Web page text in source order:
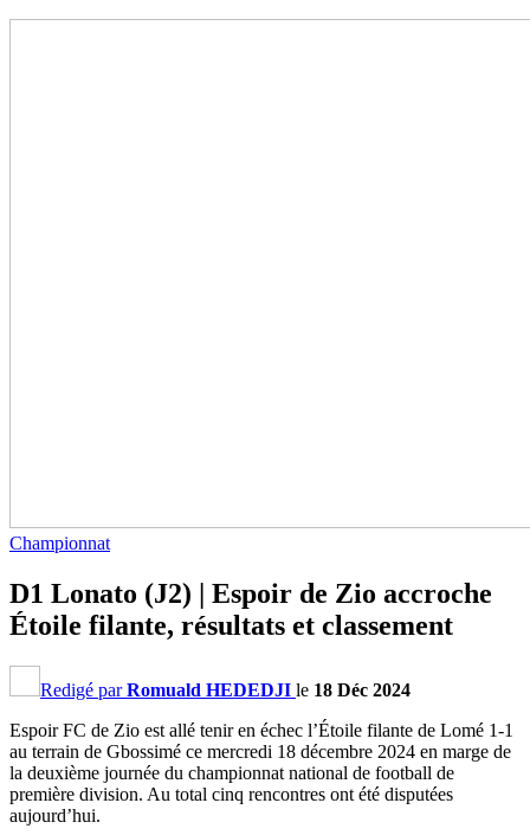
Championnat
D1 Lonato (J2) | Espoir de Zio accroche
Étoile filante, résultats et classement
Redigé parRomuald HEDEDJI le 18 Déc 2024
Espoir FC de Zio est allé tenir en échec l’Étoile filante de Lomé 1-1
au terrain de Gbossimé ce mercredi 18 décembre 2024 en marge de
la deuxième journée du championnat national de football de
première division. Au total cinq rencontres ont été disputées
aujourd’hui.